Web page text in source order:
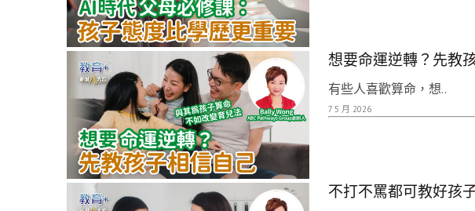
想要命運逆轉？先教
有些人喜歡算命，想..
7 5 月 2026
不打不罵都可教好孩